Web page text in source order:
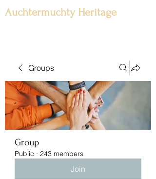
Auchtermuchty Heritage
Groups
Group
Public · 243 members
Join